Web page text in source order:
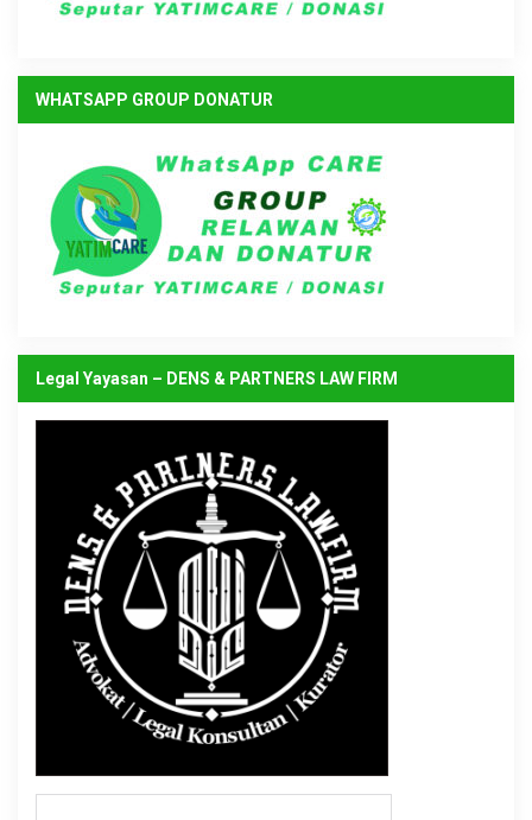
WHATSAPP GROUP DONATUR
Legal Yayasan – DENS & PARTNERS LAW FIRM